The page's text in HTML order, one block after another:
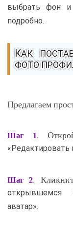
выбрать фон и
подробно.
КАК ПОСТАВИТЬ ЦИФРОВОЙ АВАТАР НА
ФОТО
Предлагаем
Шаг 1.
«Редактировать
Шаг 2.
открывшемся
аватар».